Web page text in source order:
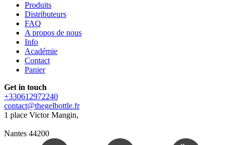
Produits
Distributeurs
FAQ
A propos de nous
Info
Académie
Contact
Panier
Get in touch
+330612972240
contact@thegelbottle.fr
1 place Victor Mangin,
Nantes 44200